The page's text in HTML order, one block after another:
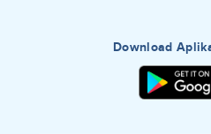
Download